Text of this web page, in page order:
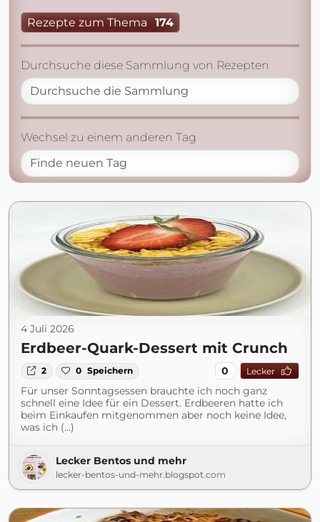
Rezepte zum Thema 174
Durchsuche diese Sammlung von Rezepten
Wechsel zu einem anderen Tag
4 Juli 2026
Erdbeer-Quark-Dessert mit Crunch
2 0 Speichern 0 Lecker
Für unser Sonntagsessen brauchte ich noch ganz
schnell eine Idee für ein Dessert. Erdbeeren hatte ich
beim Einkaufen mitgenommen aber noch keine Idee,
was ich (...)
Lecker Bentos und mehr
lecker-bentos-und-mehr.blogspot.com